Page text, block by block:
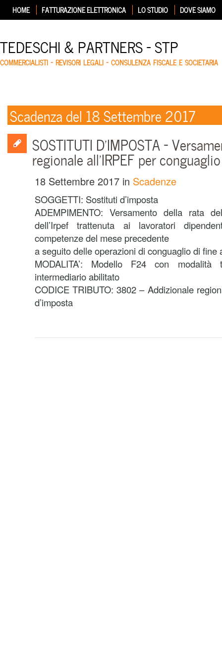
HOME FATTURAZIONE ELETTRONICA LO STUDIO DOVE SIAMO
TEDESCHI & PARTNERS – STP
COMMERCIALISTI – REVISORI LEGALI – CONSULENZA FISCALE E SOCIETARIA
Scadenza del 18 Settembre 2017
SOSTITUTI D’IMPOSTA –
regionale all’IRPEF per
18 Settembre 2017 in Scadenze
SOGGETTI: Sostituti d’imposta
ADEMPIMENTO: Versamento della rata
dell’Irpef trattenuta ai lavoratori
competenze del mese precedente
a seguito delle operazioni di conguaglio di fine
MODALITA’: Modello F24 con modalità
intermediario abilitato
CODICE TRIBUTO: 3802 – Addizionale
d’imposta